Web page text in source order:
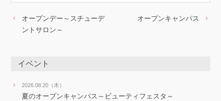
オープンデー～スチューデ
ントサロン～
オープンキャンパス
イベント
2026.08.20（木）
夏のオープンキャンパス～ビューティフェスタ～